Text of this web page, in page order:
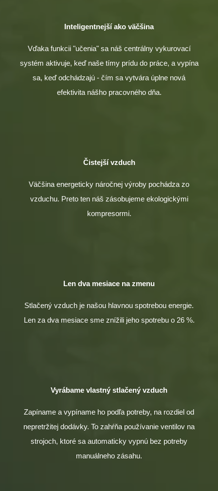
Inteligentnejší ako väčšina
Vďaka funkcii "učenia" sa náš centrálny vykurovací
systém aktivuje, keď naše tímy prídu do práce, a vypína
sa, keď odchádzajú - čím sa vytvára úplne nová
efektivita nášho pracovného dňa.
Čistejší vzduch
Väčšina energeticky náročnej výroby pochádza zo
vzduchu. Preto ten náš zásobujeme ekologickými
kompresormi.
Len dva mesiace na zmenu
Stlačený vzduch je našou hlavnou spotrebou energie.
Len za dva mesiace sme znížili jeho spotrebu o 26 %.
Vyrábame vlastný stlačený vzduch
Zapíname a vypíname ho podľa potreby, na rozdiel od
nepretržitej dodávky. To zahŕňa používanie ventilov na
strojoch, ktoré sa automaticky vypnú bez potreby
manuálneho zásahu.